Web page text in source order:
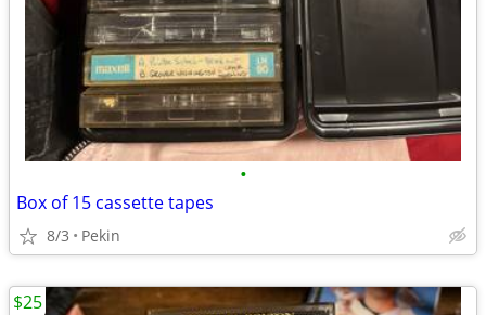
•
Box of 15 cassette tapes
8/3 Pekin
$25